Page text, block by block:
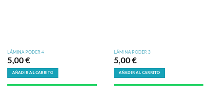
LÁMINA PODER 4
5,00€
AÑADIR AL CARRITO
LÁMINA PODER 3
5,00€
AÑADIR AL CARRITO